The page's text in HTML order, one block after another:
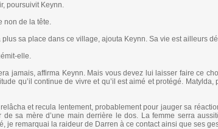
poursuivit Keynn.
non de la tête.
plus sa place dans ce village, ajouta Keynn. Sa vie est ailleurs
elle.
jamais, affirma Keynn. Mais vous devez lui laisser faire ce
qu’il continue de vivre et qu’il est aimé et protégé.
et recula lentement, probablement pour jauger sa
de sa mère d’une main derrière le dos. La femme serra
je remarquai la raideur de Darren à ce contact ainsi que ses